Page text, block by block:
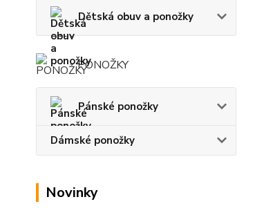
Dětská obuv a ponožky
PONOŽKY
Pánské ponožky
Dámské ponožky
Novinky